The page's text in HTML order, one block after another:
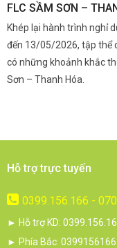
FLC SẦM SƠN –
Khép lại hành trình nghỉ
đến 13/05/2026, tập thể
có những khoảnh khắc
Sơn – Thanh Hóa.
Hỗ trợ trực tuyến
0399.156.166 -
► Hỗ trợ KD:
► Phía Bắc: 0399156166